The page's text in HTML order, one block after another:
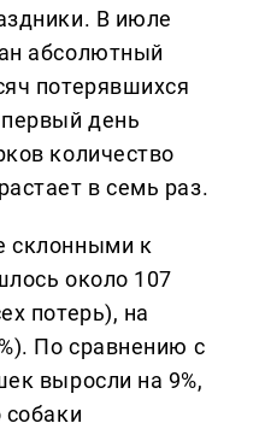
В июле
абсолютный
потерявшихся
день
количество
в семь раз.
склонными к
около 107
потерь), на
По сравнению с
выросли на 9%,